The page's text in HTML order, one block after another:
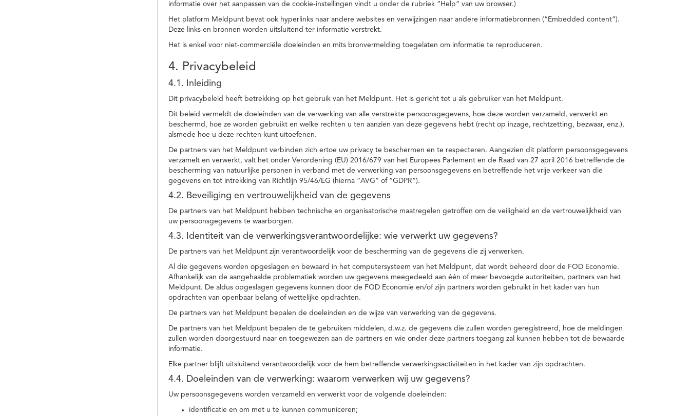
informatie over het aanpassen van de cookie-instellingen vindt u onder de rubriek “Help” van uw browser.)
Het platform Meldpunt bevat ook hyperlinks naar andere websites en verwijzingen naar andere informatiebronnen (“Embedded content”).
Deze links en bronnen worden uitsluitend ter informatie verstrekt.
Het is enkel voor niet-commerciële doeleinden en mits bronvermelding toegelaten om informatie te reproduceren.
4. Privacybeleid
4.1. Inleiding
Dit privacybeleid heeft betrekking op het gebruik van het Meldpunt. Het is gericht tot u als gebruiker van het Meldpunt.
Dit beleid vermeldt de doeleinden van de verwerking van alle verstrekte persoonsgegevens, hoe deze worden verzameld, verwerkt en
beschermd, hoe ze worden gebruikt en welke rechten u ten aanzien van deze gegevens hebt (recht op inzage, rechtzetting, bezwaar, enz.),
alsmede hoe u deze rechten kunt uitoefenen.
De partners van het Meldpunt verbinden zich ertoe uw privacy te beschermen en te respecteren. Aangezien dit platform persoonsgegevens
verzamelt en verwerkt, valt het onder Verordening (EU) 2016/679 van het Europees Parlement en de Raad van 27 april 2016 betreffende de
bescherming van natuurlijke personen in verband met de verwerking van persoonsgegevens en betreffende het vrije verkeer van die
gegevens en tot intrekking van Richtlijn 95/46/EG (hierna “AVG” of “GDPR”).
4.2. Beveiliging en vertrouwelijkheid van de gegevens
De partners van het Meldpunt hebben technische en organisatorische maatregelen getroffen om de veiligheid en de vertrouwelijkheid van
uw persoonsgegevens te waarborgen.
4.3. Identiteit van de verwerkingsverantwoordelijke: wie verwerkt uw gegevens?
De partners van het Meldpunt zijn verantwoordelijk voor de bescherming van de gegevens die zij verwerken.
Al die gegevens worden opgeslagen en bewaard in het computersysteem van het Meldpunt, dat wordt beheerd door de FOD Economie.
Afhankelijk van de aangehaalde problematiek worden uw gegevens meegedeeld aan één of meer bevoegde autoriteiten, partners van het
Meldpunt. De aldus opgeslagen gegevens kunnen door de FOD Economie en/of zijn partners worden gebruikt in het kader van hun
opdrachten van openbaar belang of wettelijke opdrachten.
De partners van het Meldpunt bepalen de doeleinden en de wijze van verwerking van de gegevens.
De partners van het Meldpunt bepalen de te gebruiken middelen, d.w.z. de gegevens die zullen worden geregistreerd, hoe de meldingen
zullen worden doorgestuurd naar en toegewezen aan de partners en wie onder deze partners toegang zal kunnen hebben tot de bewaarde
informatie.
Elke partner blijft uitsluitend verantwoordelijk voor de hem betreffende verwerkingsactiviteiten in het kader van zijn opdrachten.
4.4. Doeleinden van de verwerking: waarom verwerken wij uw gegevens?
Uw persoonsgegevens worden verzameld en verwerkt voor de volgende doeleinden:
identificatie en om met u te kunnen communiceren;